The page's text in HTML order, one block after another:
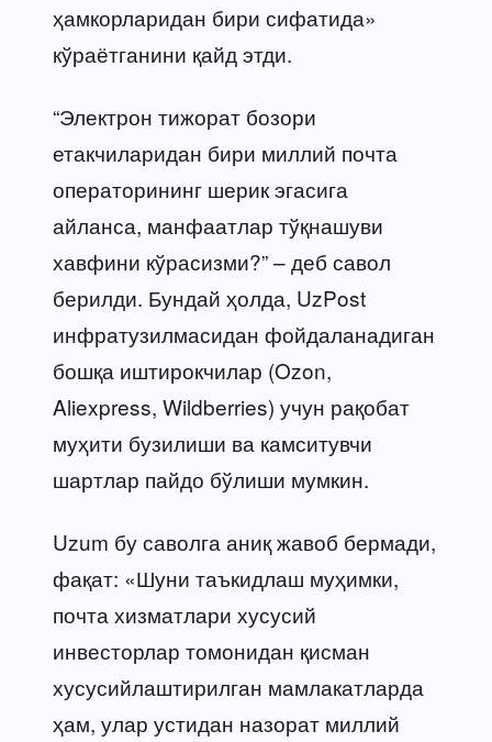
ҳамкорларидан бири сифатида»
кўраётганини қайд этди.
“Электрон тижорат бозори
етакчиларидан бири миллий почта
операторининг шерик эгасига
айланса, манфаатлар тўқнашуви
хавфини кўрасизми?” – деб савол
берилди. Бундай ҳолда, UzPost
инфратузилмасидан фойдаланадиган
бошқа иштирокчилар (Ozon,
Aliexpress, Wildberries) учун рақобат
муҳити бузилиши ва камситувчи
шартлар пайдо бўлиши мумкин.
Uzum бу саволга аниқ жавоб бермади,
фақат: «Шуни таъкидлаш муҳимки,
почта хизматлари хусусий
инвесторлар томонидан қисман
хусусийлаштирилган мамлакатларда
ҳам, улар устидан назорат миллий